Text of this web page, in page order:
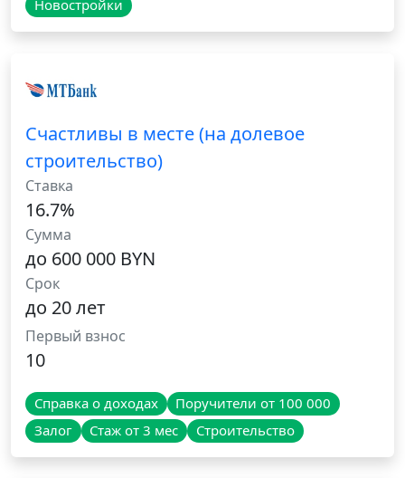
Новостройки
Счастливы в месте (на долевое
строительство)
Ставка
16.7%
Сумма
до 600 000 BYN
Срок
до 20 лет
Первый взнос
10
Справка о доходах
Поручители от 100 000
Залог
Стаж от 3 мес Строительство